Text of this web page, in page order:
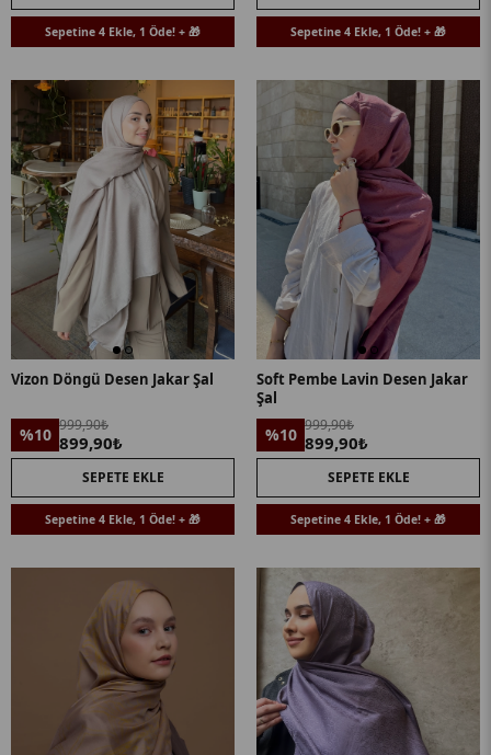
Sepetine 4 Ekle, 1 Öde! + 🎁 Sepetine 4 Ekle, 1 Öde! + 🎁
Vizon Döngü Desen Jakar Şal
%10 999,90₺
899,90₺
SEPETE EKLE
Sepetine 4 Ekle, 1 Öde! + 🎁
Soft Pembe Lavin Desen Jakar
Şal
%10 999,90₺
899,90₺
SEPETE EKLE
Sepetine 4 Ekle, 1 Öde! + 🎁